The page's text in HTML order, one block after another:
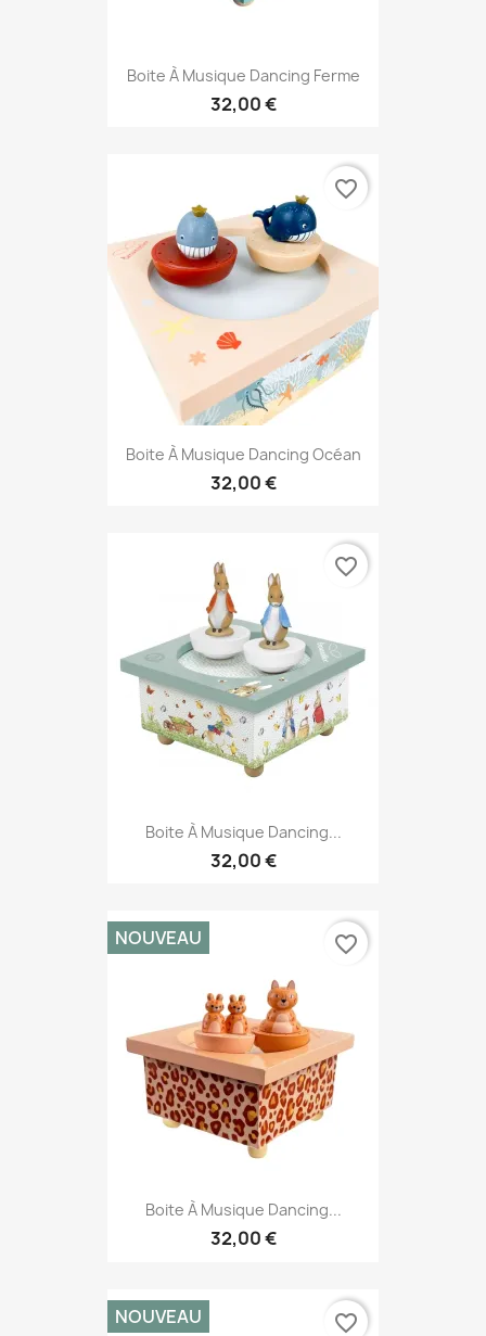
Boite À Musique Dancing Ferme
32,00 €
Boite À Musique Dancing Océan
32,00 €
favorite_border
Boite À Musique Dancing...
32,00 €
favorite_border
Boite À Musique Dancing...
32,00 €
NOUVEAU favorite_border
NOUVEAU favorite_border